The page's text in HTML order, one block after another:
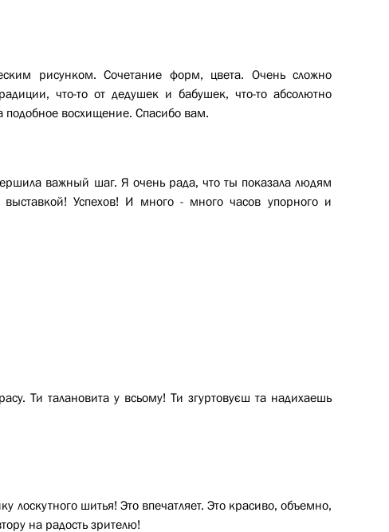
рисунком. Сочетание форм, цвета. Очень сложно
что-то от дедушек и бабушек, что-то абсолютно
подобное восхищение. Спасибо вам.
важный шаг. Я очень рада, что ты показала людям
Успехов! И много - много часов упорного и
Ти талановита у всьому! Ти згуртовуєш та надихаешь
лоскутного шитья! Это впечатляет. Это красиво, объемно,
на радость зрителю!